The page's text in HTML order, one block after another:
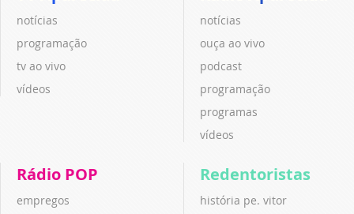
notícias
programação
tv ao vivo
vídeos
notícias
ouça ao vivo
podcast
programação
programas
vídeos
Rádio POP
empregos
Redentoristas
história pe. vitor